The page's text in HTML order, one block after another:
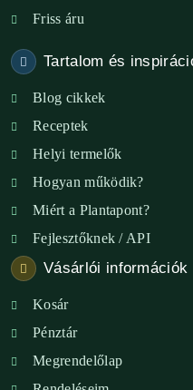
Friss áru
Tartalom és
Blog cikkek
Receptek
Helyi termelők
Hogyan működik?
Miért a Plantapont?
Fejlesztőknek / API
Vásárlói információk
Kosár
Pénztár
Megrendelőlap